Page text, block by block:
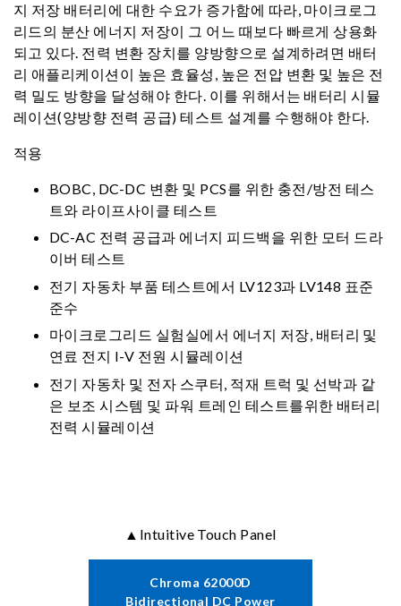
지 저장 배터리에 대한 수요가 증가함에 따라, 마이크로그
리드의 분산 에너지 저장이 그 어느 때보다 빠르게 상용화
되고 있다. 전력 변환 장치를 양방향으로 설계하려면 배터
리 애플리케이션이 높은 효율성, 높은 전압 변환 및 높은 전
력 밀도 방향을 달성해야 한다. 이를 위해서는 배터리 시뮬
레이션(양방향 전력 공급) 테스트 설계를 수행해야 한다.
적용
BOBC, DC-DC 변환 및 PCS를 위한 충전/방전 테스
트와 라이프사이클 테스트
DC-AC 전력 공급과 에너지 피드백을 위한 모터 드라
이버 테스트
전기 자동차 부품 테스트에서 LV123과 LV148 표준
준수
마이크로그리드 실험실에서 에너지 저장, 배터리 및
연료 전지 I-V 전원 시뮬레이션
전기 자동차 및 전자 스쿠터, 적재 트럭 및 선박과 같
은 보조 시스템 및 파워 트레인 테스트를위한 배터리
전력 시뮬레이션
▲Intuitive Touch Panel
Chroma 62000D
Bidirectional DC Power